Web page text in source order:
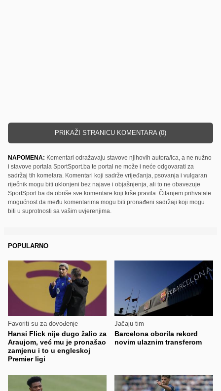
PRIKAŽI STRANICU KOMENTARA (0)
NAPOMENA: Komentari odražavaju stavove njihovih autora/ica, a ne nužno
i stavove portala SportSport.ba te portal ne može i neće odgovarati za
sadržaj tih kometara. Komentari koji sadrže vrijeđanja, psovanja i vulgaran
riječnik mogu biti uklonjeni bez najave i objašnjenja, ali to ne obavezuje
SportSport.ba da obriše sve komentare koji krše pravila. Čitanjem prihvatate
mogućnost da među komentarima mogu biti pronađeni sadržaji koji mogu
biti u suprotnosti sa vašim uvjerenjima.
POPULARNO
Favoriti su za dovođenje
Hansi Flick nije dugo žalio za
Araujom, već mu je pronašao
zamjenu i to u engleskoj
Premier ligi
Jačaju tim
Barcelona oborila rekord
novim ulaznim transferom